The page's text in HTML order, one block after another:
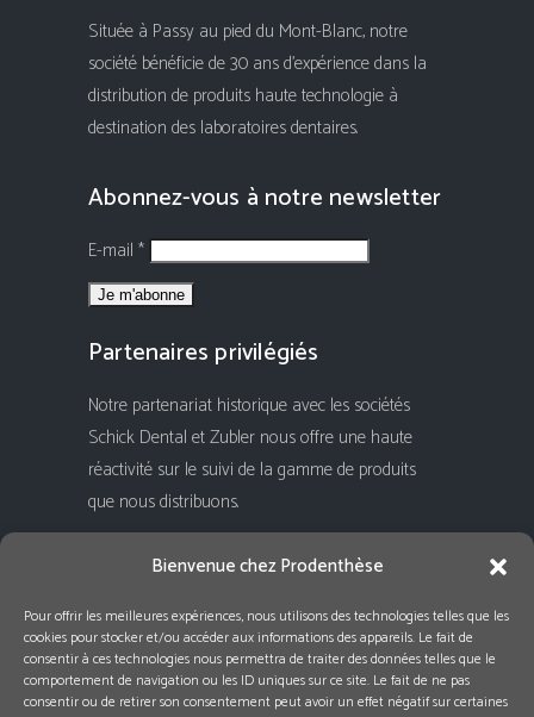
Bienvenue chez Prodenthèse
Pour offrir les meilleures expériences, nous utilisons des technologies telles que les
cookies pour stocker et/ou accéder aux informations des appareils. Le fait de
consentir à ces technologies nous permettra de traiter des données telles que le
comportement de navigation ou les ID uniques sur ce site. Le fait de ne pas
consentir ou de retirer son consentement peut avoir un effet négatif sur certaines
Située à Passy au pied du Mont-Blanc, notre
société bénéficie de 30 ans d'expérience dans la
distribution de produits haute technologie à
destination des laboratoires dentaires.
Abonnez-vous à notre newsletter
E-mail *
Partenaires privilégiés
Notre partenariat historique avec les sociétés
Schick Dental et Zubler nous offre une haute
réactivité sur le suivi de la gamme de produits
que nous distribuons.
Rejoignez-nous !